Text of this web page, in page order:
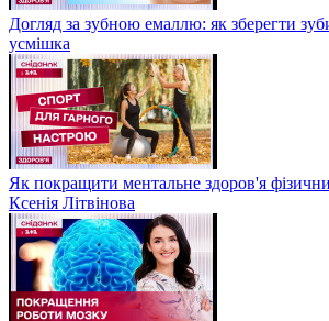
Догляд за зубною емаллю: як зберегти
усмішка
Як покращити ментальне здоров'я
Ксенія Літвінова